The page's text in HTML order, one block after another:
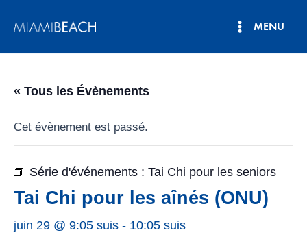
MENU
« Tous les Évènements
Cet évènement est passé.
Série d'événements : Tai Chi pour les seniors
Tai Chi pour les aînés (ONU)
juin 29 @ 9:05 suis - 10:05 suis